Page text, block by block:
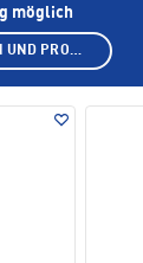
möglich
SHOP AUSWÄHLEN UND PRODUKTE ANZEIGEN